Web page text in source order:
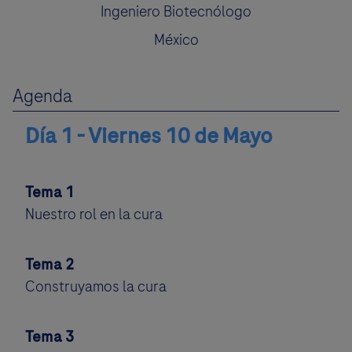
Ingeniero Biotecnólogo
México
Agenda
Día 1 - Viernes 10 de Mayo
Tema 1
Nuestro rol en la cura
Tema 2
Construyamos la cura
Tema 3